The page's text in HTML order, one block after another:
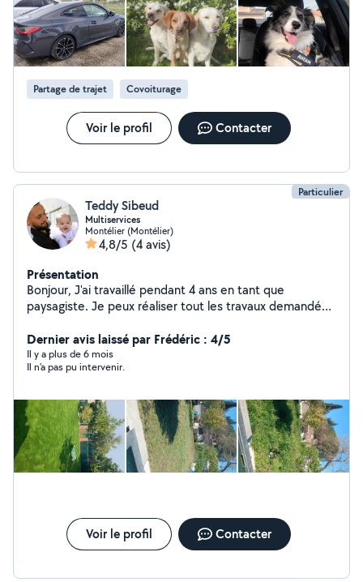
fais, conduire sur de longs trajets comme le Portugal
mon pays coup de coeur. Je suis avenante, dynamique,
aimant voyager, et surtout adorant les chiens. Attention
je ne peux pas répondre aux demandes réservées aux
abonnés premier !!!
Partage de trajet Covoiturage
Voir le profil Contacter
Particulier
Teddy Sibeud
Multiservices
Montélier (Montélier)
4,8/5 (4 avis)
Présentation
Bonjour, J'ai travaillé pendant 4 ans en tant que
paysagiste. Je peux réaliser tout les travaux demandés
Malheureusement je n'ai pas touché à l'électricité, le
carrelage, le placo et la peinture. Je ne fais pas payer à
l'heure mais à la tâche. N'hésitez pas à m'envoyer une
Dernier avis laissé par Frédéric : 4/5
Il y a plus de 6 mois
Il n'a pas pu intervenir.
Voir le profil Contacter